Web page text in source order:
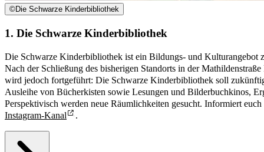
©Die Schwarze Kinderbibliothek
1. Die Schwarze Kinderbibliothek
Die Schwarze Kinderbibliothek ist ein Bildungs- und Kulturangebot
Nach der Schließung des bisherigen Standorts in der
wird jedoch fortgeführt: Die Schwarze Kinderbibliothek soll
Ausleihe von Bücherkisten sowie Lesungen und Bilderbuchkinos,
Perspektivisch werden neue Räumlichkeiten gesucht. Informiert
Instagram-Kanal
.